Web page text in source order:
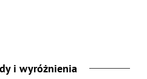
i wyróżnienia